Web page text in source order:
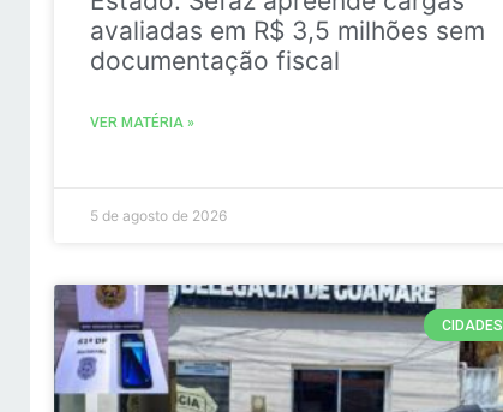
avaliadas em R$ 3,5 milhões sem
documentação fiscal
VER MATÉRIA »
5 de agosto de 2026
CIDADES